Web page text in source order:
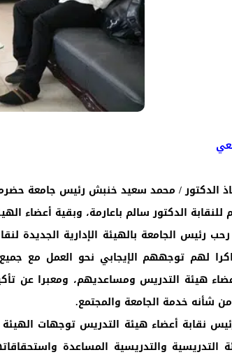
الدكتور / محمد سعيد خنبش رئيس جامعة
للنقابة الدكتور سالم باعارمة، وبقية أعضاء
رئيس الجامعة بالهيئة الإدارية الجديدة
لهم توجههم الإيجابي نحو العمل مع
هيئة التدريس ومساعديهم، ومعبرا عن
من شأنه خدمة الجامعة والمجتمع.
نقابة أعضاء هيئة التدريس توجهات الهيئة
التدريسية والتدريسية المساعدة